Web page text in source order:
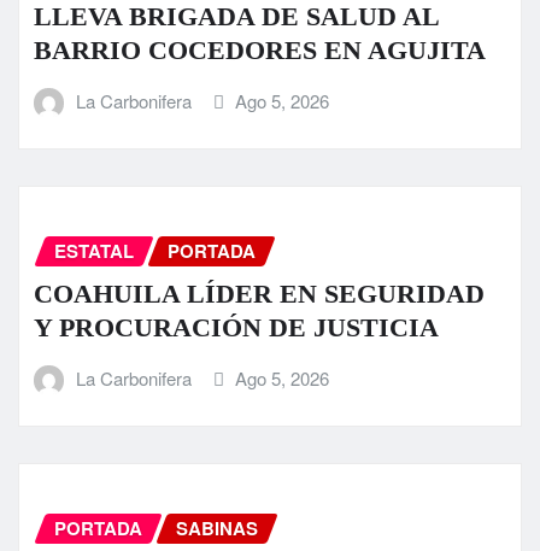
LLEVA BRIGADA DE SALUD AL
BARRIO COCEDORES EN AGUJITA
La Carbonifera Ago 5, 2026
ESTATAL PORTADA
COAHUILA LÍDER EN SEGURIDAD
Y PROCURACIÓN DE JUSTICIA
La Carbonifera Ago 5, 2026
PORTADA SABINAS